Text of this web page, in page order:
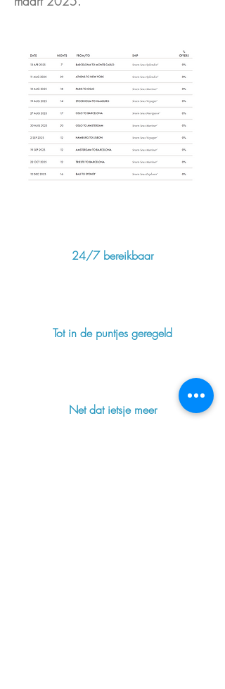
24/7 bereikbaar
Tot in de puntjes geregeld
Net dat ietsje meer